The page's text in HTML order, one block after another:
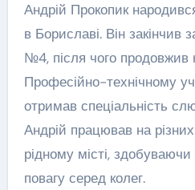
Андрій Прокопик
в Бориславі. Він закінчив
№4, після чого продовжив
Професійно-технічному
отримав спеціальність
Андрій працював на
рідному місті,
повагу серед колег.